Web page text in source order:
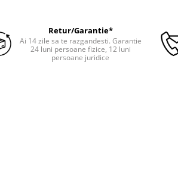
Retur/Garantie*
Ai 14 zile sa te razgandesti. Garantie
24 luni persoane fizice, 12 luni
persoane juridice